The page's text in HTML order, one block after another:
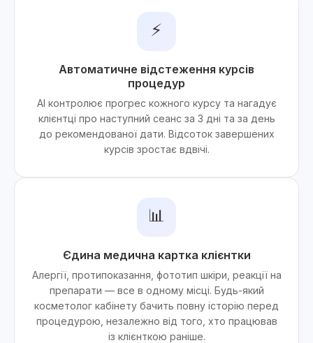
⚡
Автоматичне відстеження курсів
процедур
AI контролює прогрес кожного курсу та нагадує
клієнтці про наступний сеанс за 3 дні та за день
до рекомендованої дати. Відсоток завершених
курсів зростає вдвічі.
📊
Єдина медична картка клієнтки
Алергії, протипоказання, фототип шкіри, реакції на
препарати — все в одному місці. Будь-який
косметолог кабінету бачить повну історію перед
процедурою, незалежно від того, хто працював
із клієнткою раніше.